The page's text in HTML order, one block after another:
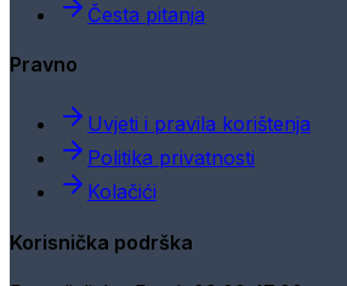
Česta pitanja
Pravno
Uvjeti i pravila korištenja
Politika privatnosti
Kolačići
Korisnička podrška